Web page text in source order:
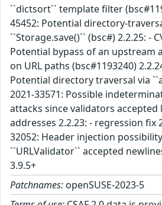
``dictsort`` template filter
45452: Potential directory-
``Storage.save()`` (bsc#) 2.2.25: -
Potential bypass of an upstream
on URL paths (bsc#1193240)
Potential directory traversal via
2021-33571: Possible
attacks since validators accepted
addresses 2.2.23: - regression fix
32052: Header injection
``URLValidator`` accepted
3.9.5+
Patchnames: openSUSE-2023-5